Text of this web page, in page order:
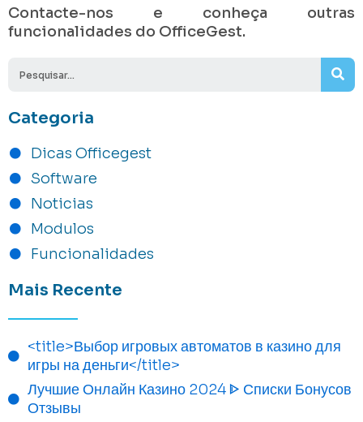
Contacte-nos e conheça outras
funcionalidades do OfficeGest.
Categoria
Dicas Officegest
Software
Noticias
Modulos
Funcionalidades
Mais Recente
<title>Выбор игровых автоматов в казино для
игры на деньги</title>
Лучшие Онлайн Казино 2024 ᐈ Списки Бонусов
Отзывы